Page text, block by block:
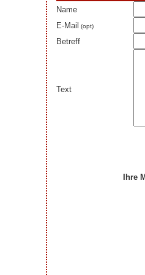
Name
E-Mail
(opt)
Betreff
Text
Ihre